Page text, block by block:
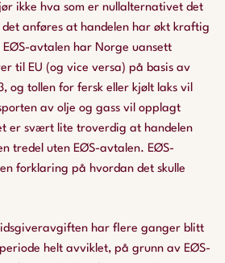
ikke hva som er nullalternativet det
det anføres at handelen har økt kraftig
avtalen har Norge uansett
til EU (og vice versa) på basis av
og tollen for fersk eller kjølt laks vil
av olje og gass vil opplagt
er svært lite troverdig at handelen
tredel uten EØS-avtalen. EØS-
forklaring på hvordan det skulle
har flere ganger blitt
helt avviklet, på grunn av EØS-